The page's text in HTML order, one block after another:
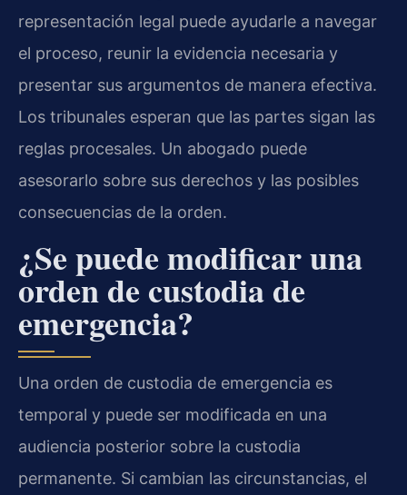
representación legal puede ayudarle a navegar
el proceso, reunir la evidencia necesaria y
presentar sus argumentos de manera efectiva.
Los tribunales esperan que las partes sigan las
reglas procesales. Un abogado puede
asesorarlo sobre sus derechos y las posibles
consecuencias de la orden.
¿Se puede modificar una
orden de custodia de
emergencia?
Una orden de custodia de emergencia es
temporal y puede ser modificada en una
audiencia posterior sobre la custodia
permanente. Si cambian las circunstancias, el